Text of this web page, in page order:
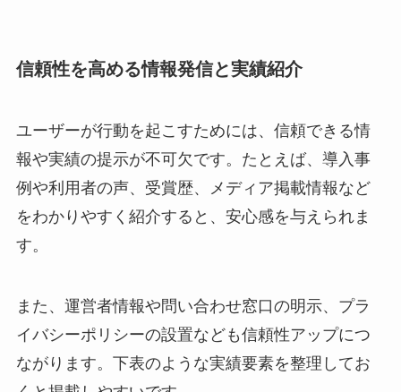
信頼性を高める情報発信と実績紹介
ユーザーが行動を起こすためには、信頼できる情
報や実績の提示が不可欠です。たとえば、導入事
例や利用者の声、受賞歴、メディア掲載情報など
をわかりやすく紹介すると、安心感を与えられま
す。
また、運営者情報や問い合わせ窓口の明示、プラ
イバシーポリシーの設置なども信頼性アップにつ
ながります。下表のような実績要素を整理してお